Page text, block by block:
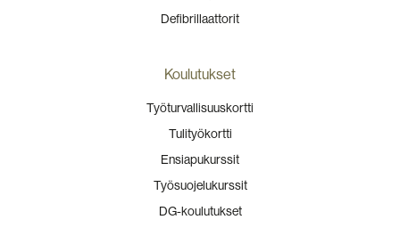
Defibrillaattorit
Koulutukset
Työturvallisuuskortti
Tulityökortti
Ensiapukurssit
Työsuojelukurssit
DG-koulutukset